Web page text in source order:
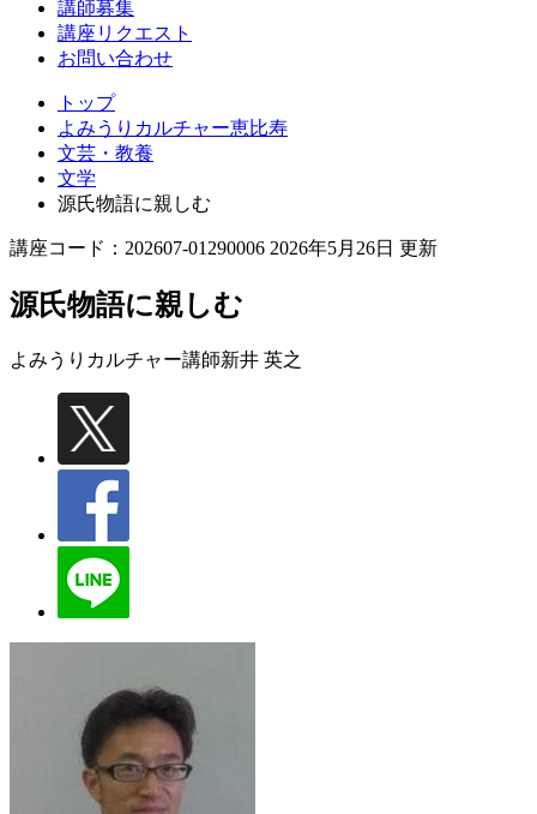
講師募集
講座リクエスト
お問い合わせ
トップ
よみうりカルチャー恵比寿
文芸・教養
文学
源氏物語に親しむ
講座コード：202607-01290006 2026年5月26日 更新
源氏物語に親しむ
よみうりカルチャー講師新井 英之